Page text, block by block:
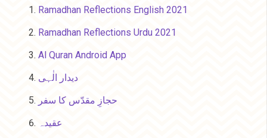
Ramadhan Reflections English 2021
Ramadhan Reflections Urdu 2021
Al Quran Android App
دیدار الٰہی
حجازِ مقدّس کا سفر
عقیدہ